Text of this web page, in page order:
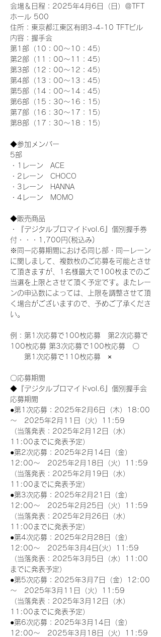
会場＆日程：2025年4月6日（日）＠TFT
ホール 500
住所：東京都江東区有明3-4-10 TFTビル
内容：握手会
第1部（10：00～10：45）
第2部（11：00～11：45）
第3部（12：00～12：45）
第4部（13：00～13：45）
第5部（14：00～14：45）
第6部（15：30～16：15）
第7部（16：30～17：15）
第8部（17：30～18：15）
◆参加メンバー
5部
・1レーン　ACE
・2レーン　CHOCO
・3レーン　HANNA
・4レーン　MOMO
◆販売商品
・『デジタルブロマイドvol.6』個別握手券
付・・・1,700円(税込み)
※同一応募期間における同じ部・同一レーン
に関しまして、複数枚のご応募を可能とさせ
て頂きますが、1名様最大で100枚までのご
当選を上限とさせて頂く予定です。またレー
ンの申込数によっては、上限を調整させて頂
く場合がございますので、予めご了承くださ
い。
例：第1次応募で100枚応募　第2次応募で
100枚応募 第3次応募で100枚応募　〇
第1次応募で110枚応募　×
〇応募期間
◆『デジタルブロマイドvol.6』個別握手会
応募期間
●第1次応募：2025年2月6日（木）18:00
～　2025年2月11日（火）11:59
（当落発表：2025年2月12日（水）
11:00までに発表予定）
●第2次応募：2025年2月14日（金）
12:00～　2025年2月18日（火）11:59
（当落発表：2025年2月19日（水）
11:00までに発表予定）
●第3次応募：2025年2月21日（金）
12:00～　2025年2月25日（火）11:59
（当落発表：2025年2月26日（水）
11:00までに発表予定）
●第4次応募：2025年2月28日（金）
12:00～　2025年3月4日(火）11:59
（当落発表：2025年3月5日（水）11:00
までに発表予定）
●第5次応募：2025年3月7日（金）12:00
～　2025年3月11日（火）11:59
（当落発表：2025年3月12日（水）
11:00までに発表予定）
●第6次応募：2025年3月14日（金）
12:00～　2025年3月18日（火）11:59